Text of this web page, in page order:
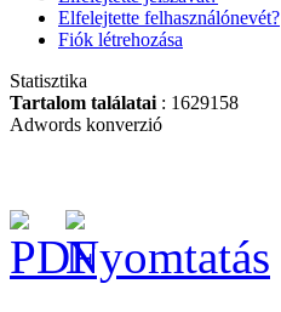
Elfelejtette felhasználónevét?
Fiók létrehozása
Statisztika
Tartalom találatai : 1629158
Adwords konverzió
(30db/doboz)